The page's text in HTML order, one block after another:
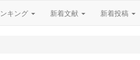
キング 新着文献 新着投稿